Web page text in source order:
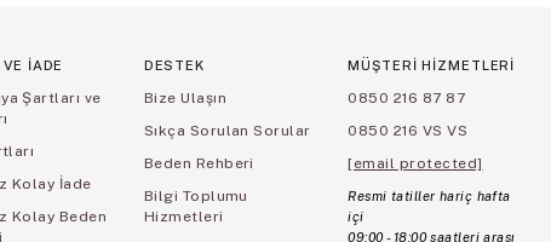
İADE
Şartları ve
Kolay İade
Kolay Beden
DESTEK
Bize Ulaşın
Sıkça Sorulan Sorular
Beden Rehberi
Bilgi Toplumu
Hizmetleri
MÜŞTERİ HİZMETLERİ
0850 216 87 87
0850 216 VS VS
[email protected]
Resmi tatiller hariç hafta
içi
09:00 - 18:00 saatleri arası